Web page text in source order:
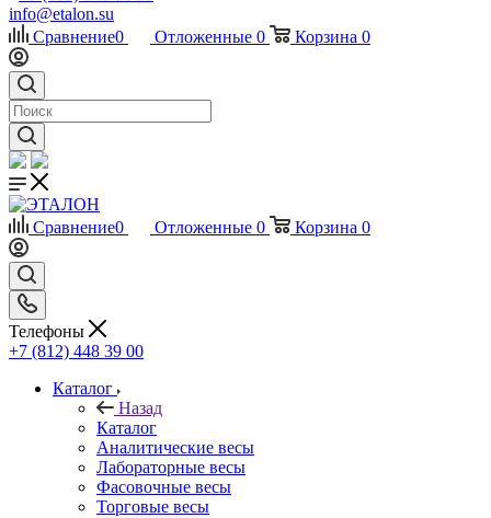
info@etalon.su
Сравнение0 Отложенные 0 Корзина 0
Сравнение0 Отложенные 0 Корзина 0
Телефоны
+7 (812) 448 39 00
Каталог
Назад
Каталог
Аналитические весы
Лабораторные весы
Фасовочные весы
Торговые весы